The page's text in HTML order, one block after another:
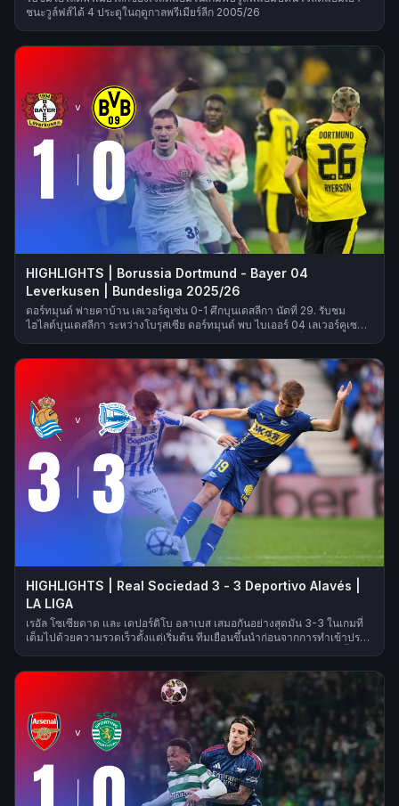
ชนะวูล์ฟส์ได้ 4 ประตูในฤดูกาลพรีเมียร์ลีก 2005/26
HIGHLIGHTS | Borussia Dortmund - Bayer 04
Leverkusen | Bundesliga 2025/26
ดอร์ทมุนด์ พ่ายคาบ้าน เลเวอร์คูเซ่น 0-1 ศึกบุนเดสลีกา นัดที่ 29. รับชม
ไฮไลต์บุนเดสลีกา ระหว่างโบรุสเซีย ดอร์ทมุนด์ พบ ไบเออร์ 04 เลเวอร์คูเซน
HIGHLIGHTS | Real Sociedad 3 - 3 Deportivo Alavés |
LA LIGA
เรอัล โซเซียดาด และ เดปอร์ติโบ อลาเบส เสมอกันอย่างสุดมัน 3-3 ในเกมที่
เต็มไปด้วยความรวดเร็วตั้งแต่เริ่มต้น ทีมเยือนขึ้นนำก่อนจากการทำเข้าประตู
เริ่มเกมรุก แต่ในช่วงทดเวลาบาดเจ็บ โบเย่ฉวยโอกาสจากการบุกของอลาเบส
ในช่วงท้าย ยิงประตูตีเสมอ 3-3 และแบ่งแต้มกลับไปได้